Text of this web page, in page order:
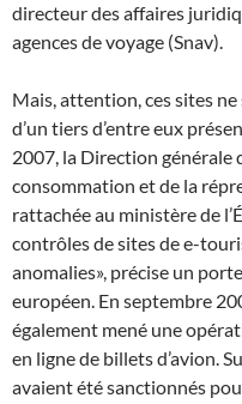
directeur des affaires
agences de voyage (Snav).
Mais, attention, ces sites
d’un tiers d’entre eux
2007, la Direction générale
consommation et de la
rattachée au ministère de
contrôles de sites de e-
anomalies», précise un
européen. En septembre
également mené une
en ligne de billets d’avion.
avaient été sanctionnés